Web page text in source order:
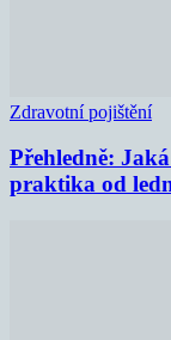
Zdravotní pojištění
Přehledně:
praktika od